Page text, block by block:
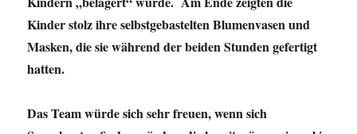
Kinder stolz ihre selbstgebastelten Blumenvasen und
Masken, die sie während der beiden Stunden gefertigt
hatten.
Das Team würde sich sehr freuen, wenn sich